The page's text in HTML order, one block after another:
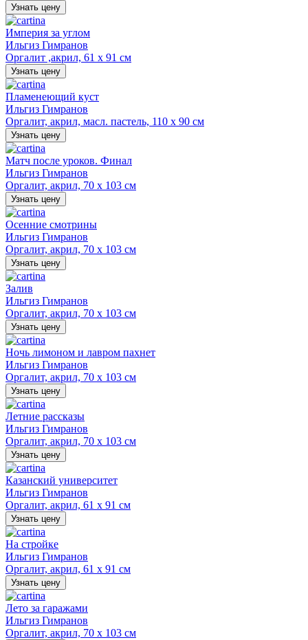
Узнать цену
Империя за углом
Ильгиз Гимранов
Оргалит ,акрил, 61 х 91 см
Узнать цену
Пламенеющий куст
Ильгиз Гимранов
Оргалит, акрил, масл. пастель, 110 х 90 см
Узнать цену
Матч после уроков. Финал
Ильгиз Гимранов
Оргалит, акрил, 70 х 103 см
Узнать цену
Осенние смотрины
Ильгиз Гимранов
Оргалит, акрил, 70 х 103 см
Узнать цену
Залив
Ильгиз Гимранов
Оргалит, акрил, 70 х 103 см
Узнать цену
Ночь лимоном и лавром пахнет
Ильгиз Гимранов
Оргалит, акрил, 70 х 103 см
Узнать цену
Летние рассказы
Ильгиз Гимранов
Оргалит, акрил, 70 х 103 см
Узнать цену
Казанский университет
Ильгиз Гимранов
Оргалит, акрил, 61 х 91 см
Узнать цену
На стройке
Ильгиз Гимранов
Оргалит, акрил, 61 х 91 см
Узнать цену
Лето за гаражами
Ильгиз Гимранов
Оргалит, акрил, 70 х 103 см